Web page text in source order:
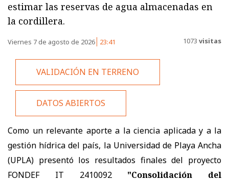
estimar las reservas de agua almacenadas en
la cordillera.
Viernes 7 de agosto de 2026 23:41 1073 visitas
VALIDACIÓN EN TERRENO
DATOS ABIERTOS
Como un relevante aporte a la ciencia aplicada y a la
gestión hídrica del país, la Universidad de Playa Ancha
(UPLA) presentó los resultados finales del proyecto
FONDEF IT 2410092
"Consolidación del